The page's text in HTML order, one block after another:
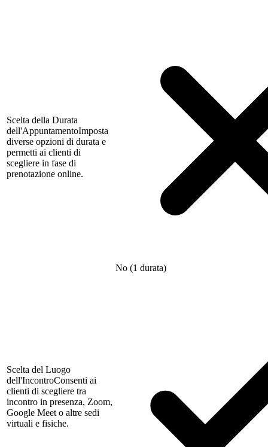
Scelta della Durata
dell'AppuntamentoImposta
diverse opzioni di durata e
permetti ai clienti di
scegliere in fase di
prenotazione online.
No (1 durata)
Scelta del Luogo
dell'IncontroConsenti ai
clienti di scegliere tra
incontro in presenza, Zoom,
Google Meet o altre sedi
virtuali e fisiche.